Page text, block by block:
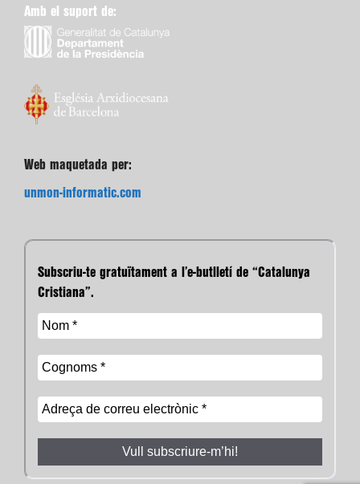
Amb el suport de:
Web maquetada per:
unmon-informatic.com
Subscriu-te gratuïtament a l’e-butlletí de “Catalunya
Cristiana”.